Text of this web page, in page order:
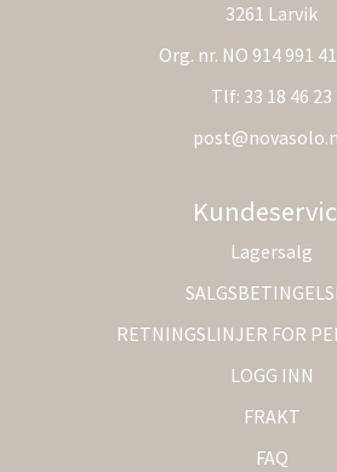
3261 Larvik
Org. nr. NO 914 991
Tlf: 33 18 46 23
Lagersalg
RETNINGSLINJER FOR
LOGG INN
FRAKT
FAQ